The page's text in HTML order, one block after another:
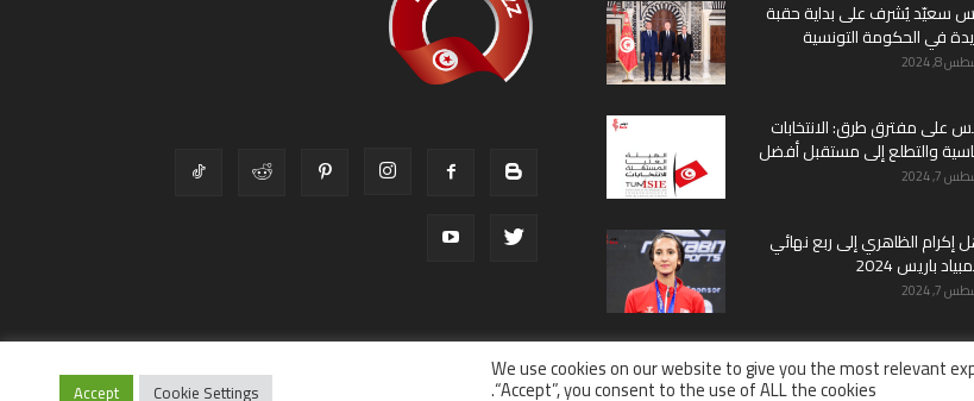
سعيّد يُشرف على بداية حقبة
في الحكومة التونسية
8, 2024
على مفترق طرق: الانتخابات
والتطلع إلى مستقبل أفضل
7, 2024
إكرام الظاهري إلى ربع نهائي
باريس 2024
7, 2024
We use cookies on our website to give you the most relevant
“Accept”, you consent to the use of ALL the cookies.
Cookie Settings
Accept